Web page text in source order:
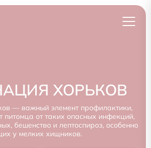
ХОРЬКОВ
— важный элемент профилактики,
от таких опасных инфекций,
бешенство и лептоспироз, особенно
у мелких хищников.